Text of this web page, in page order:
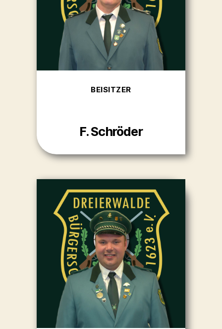
BEISITZER
F. Schröder